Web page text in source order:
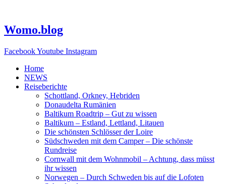
springen
Womo.blog
FacebookYoutube Instagram
Home
NEWS
Reiseberichte
Schottland, Orkney, Hebriden
Donaudelta Rumänien
Baltikum Roadtrip – Gut zu wissen
Baltikum – Estland, Lettland, Litauen
Die schönsten Schlösser der Loire
Südschweden mit dem Camper – Die schönste
Rundreise
Cornwall mit dem Wohnmobil – Achtung, dass müsst
ihr wissen
Norwegen – Durch Schweden bis auf die Lofoten